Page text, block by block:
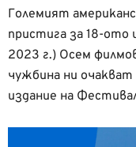
Големият
пристига за 18-ото
2023 г.) Осем
чужбина ни
издание на